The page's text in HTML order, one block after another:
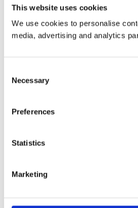
This website uses cookies
We use cookies to personalise
media, advertising and analytics
Selection
Necessary
Preferences
Statistics
Marketing